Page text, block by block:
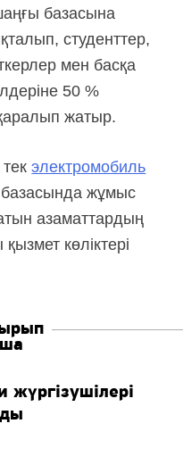
базасына
студенттер,
мен басқа
50 %
қаралып жатыр.
текэлектромобиль
базасында жұмыс
азаматтардың
көліктері
жүргізушілері